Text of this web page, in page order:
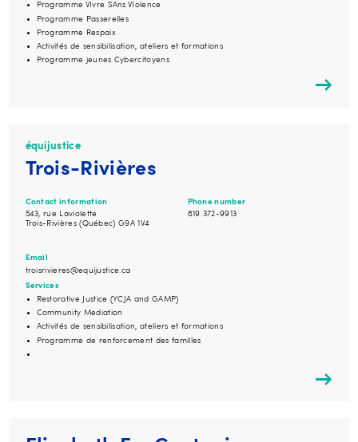
Programme VIvre SAns VIolence
Programme Passerelles
Programme Respaix
Activités de sensibilisation, ateliers et formations
Programme jeunes Cybercitoyens
équijustice
Trois-Rivières
Contact information
543, rue Laviolette
Trois-Rivières (Québec) G9A 1V4
Phone number
819 372-9913
Email
troisrivieres@equijustice.ca
Services
Restorative Justice (YCJA and GAMP)
Community Mediation
Activités de sensibilisation, ateliers et formations
Programme de renforcement des familles